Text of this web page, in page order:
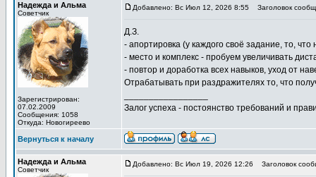
Надежда и Альма
Советчик
Зарегистрирован:
07.02.2009
Сообщения: 1058
Откуда: Новогиреево
Добавлено: Вс Июл 12, 2026 8:55 Заголовок
Д.З.
- апортировка (у каждого своё задание, то,
- место и комплекс - пробуем увеличивать
- повтор и доработка всех навыков, уход от
Отрабатывать при раздражителях то, что
Залог успеха - постоянство требований и
Вернуться к началу
Надежда и Альма
Советчик
Добавлено: Вс Июл 19, 2026 12:26 Заголовок